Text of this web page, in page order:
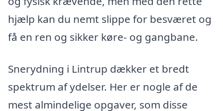
hjælp kan du nemt slippe for besværet og
få en ren og sikker køre- og gangbane.
Snerydning i Lintrup dækker et bredt
spektrum af ydelser. Her er nogle af de
mest almindelige opgaver, som disse